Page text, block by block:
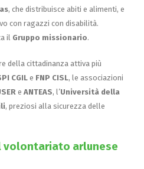
, che distribuisce abiti e alimenti, e
con ragazzi con disabilità.
il Gruppo missionario.
della cittadinanza attiva più
CGIL e FNP CISL, le associazioni
e ANTEAS, l’Università della
, preziosi alla sicurezza delle
volontariato arlunese